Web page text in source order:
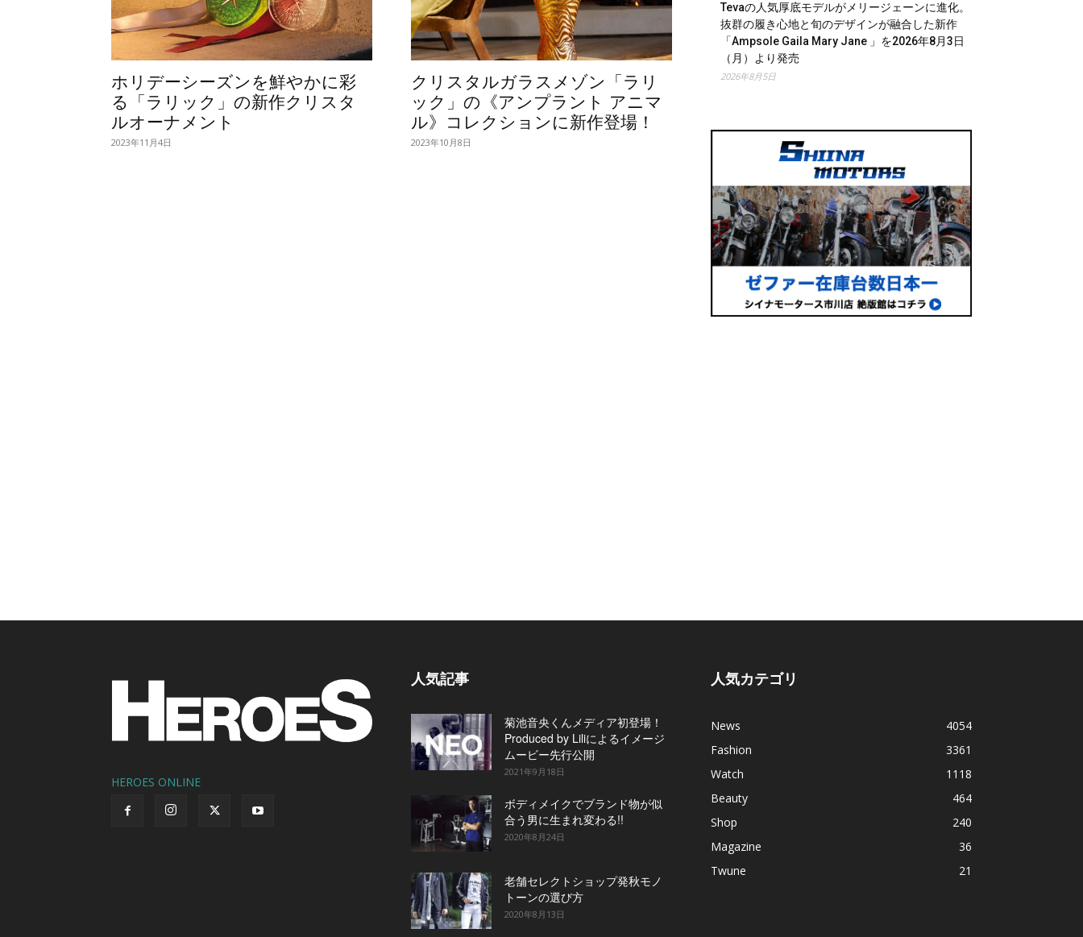
ホリデーシーズンを鮮やかに彩
る「ラリック」の新作クリスタ
ルオーナメント
2023年11月4日
クリスタルガラスメゾン「ラリ
ック」の《アンプラント アニマ
ル》コレクションに新作登場！
2023年10月8日
Tevaの人気厚底モデルがメリージェーンに進化。
抜群の履き心地と旬のデザインが融合した新作
「Ampsole Gaila Mary Jane 」を2026年8月3日
（月）より発売
2026年8月5日
HEROES ONLINE
人気記事
菊池音央くんメディア初登場！
Produced by Liliによるイメージ
ムービー先行公開
2021年9月18日
ボディメイクでブランド物が似
合う男に生まれ変わる!!
2020年8月24日
老舗セレクトショップ発秋モノ
トーンの選び方
2020年8月13日
人気カテゴリ
News
4054
Fashion
3361
Watch
1118
Beauty
464
Shop
240
Magazine
36
Twune
21